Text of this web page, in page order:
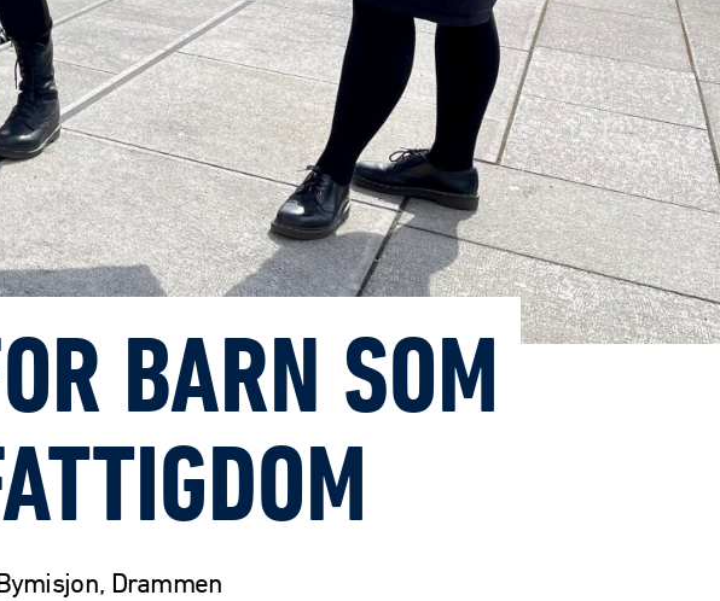
BARN SOM
Drammen